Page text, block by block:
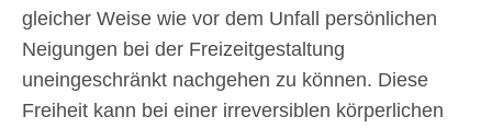
gleicher Weise wie vor dem Unfall persönlichen
Neigungen bei der Freizeitgestaltung
uneingeschränkt nachgehen zu können. Diese
Freiheit kann bei einer irreversiblen körperlichen